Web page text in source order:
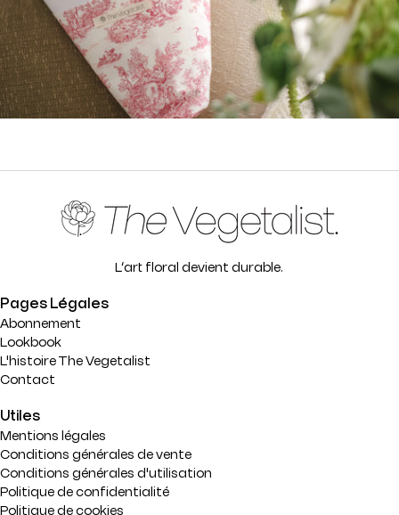
L’art floral devient durable.
Pages Légales
Abonnement
Lookbook
L'histoire The Vegetalist
Contact
Utiles
Mentions légales
Conditions générales de vente
Conditions générales d'utilisation
Politique de confidentialité
Politique de cookies